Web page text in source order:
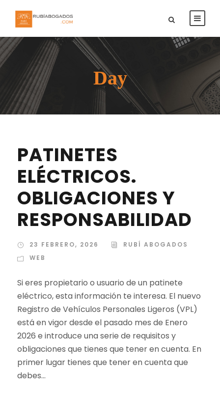
Day
PATINETES
ELÉCTRICOS.
OBLIGACIONES Y
RESPONSABILIDAD
23 FEBRERO, 2026
RUBÍ ABOGADOS
WEB
Si eres propietario o usuario de un patinete
eléctrico, esta información te interesa. El nuevo
Registro de Vehículos Personales Ligeros (VPL)
está en vigor desde el pasado mes de Enero
2026 e introduce una serie de requisitos y
obligaciones que tienes que tener en cuenta. En
primer lugar tienes que tener en cuenta que
debes...